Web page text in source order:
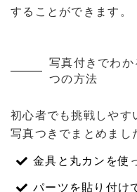
することができます。
写真付きでわ
つの方法
初心者でも挑戦しやす
写真つきでまとめまし
金具と丸カンを使
パーツを貼り付け